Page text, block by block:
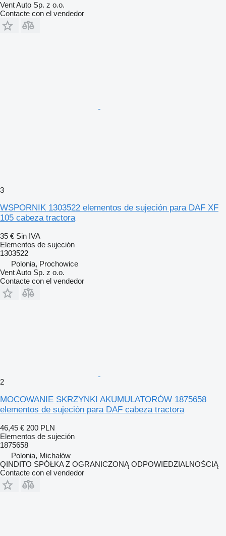
Vent Auto Sp. z o.o.
Contacte con el vendedor
3
WSPORNIK 1303522 elementos de sujeción para DAF XF
105 cabeza tractora
35 € Sin IVA
Elementos de sujeción
1303522
Polonia, Prochowice
Vent Auto Sp. z o.o.
Contacte con el vendedor
2
MOCOWANIE SKRZYNKI AKUMULATORÓW 1875658
elementos de sujeción para DAF cabeza tractora
46,45 € 200 PLN
Elementos de sujeción
1875658
Polonia, Michałów
QINDITO SPÓŁKA Z OGRANICZONĄ ODPOWIEDZIALNOŚCIĄ
Contacte con el vendedor